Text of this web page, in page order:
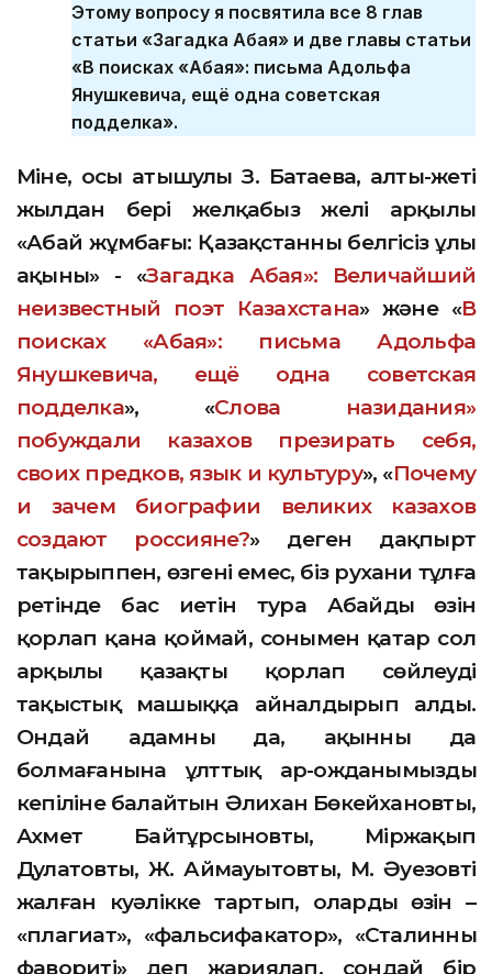
Этому вопросу я посвятила все 8 глав
статьи «Загадка Абая» и две главы статьи
«В поисках «Абая»: письма Адольфа
Янушкевича, ещё одна советская
подделка».
Міне, осы атышулы З. Батаева, алты-жеті
жылдан бері желқабыз желі арқылы
«Абай жұмбағы: Қазақстанның белгісіз ұлы
ақыны» - «Загадка Абая»: Величайший
неизвестный поэт Казахстана» және «В
поисках «Абая»: письма Адольфа
Янушкевича, ещё одна советская
подделка», «Слова назидания»
побуждали казахов презирать себя,
своих предков, язык и культуру», «Почему
и зачем биографии великих казахов
создают россияне?» деген дақпырт
тақырыппен, өзгені емес, біз рухани тұлға
ретінде бас иетін тура Абайдың өзін
қорлап қана қоймай, сонымен қатар сол
арқылы қазақты қорлап сөйлеуді
тақыстық машыққа айналдырып алды.
Ондай адамның да, ақынның да
болмағанына ұлттық ар-ожданымыздың
кепіліне балайтын Әлихан Бөкейхановты,
Ахмет Байтұрсыновты, Міржақып
Дулатовты, Ж. Аймауытовты, М. Әуезовті
жалған куәлікке тартып, олардың өзін –
«плагиат», «фальсифакатор», «Сталинның
фавориті» деп жариялап, сондай бір